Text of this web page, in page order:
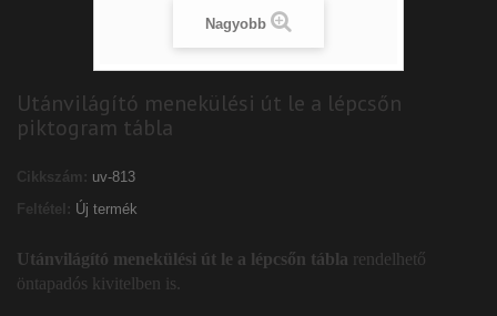
Nagyobb
Utánvilágító menekülési út le a lépcsőn
piktogram tábla
Cikkszám: uv-813
Feltétel: Új termék
Utánvilágító menekülési út le a lépcsőn tábla rendelhető
öntapadós kivitelben is.